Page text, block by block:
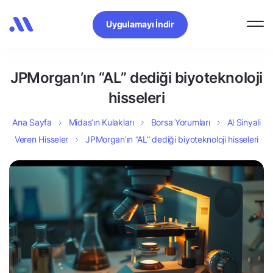
Uygulamayı İndir
JPMorgan’ın “AL” dediği biyoteknoloji
hisseleri
Ana Sayfa Midas’ın Kulakları Borsa Yorumları
Al Sinyali
Veren Hisseler
JPMorgan’ın “AL” dediği biyoteknoloji hisseleri